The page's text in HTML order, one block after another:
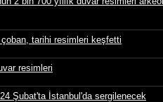
tarihi resimleri keşfetti
resimleri
Şubat'ta İstanbul'da sergilenecek